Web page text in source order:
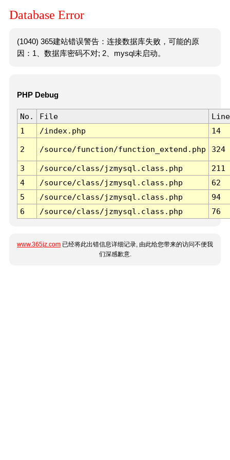
Database Error
(1040) 365建站错误警告：连接数据库失败，可能的原
因：1、数据库密码不对; 2、mysql未启动。
PHP Debug
No. File
Line
1
/index.php 14
2 /source/function/function_extend.php 324
3 /source/class/jzmysql.class.php
211
4
/source/class/jzmysql.class.php
62
5
/source/class/jzmysql.class.php
94
6
/source/class/jzmysql.class.php 76
www.365jz.com 已经将此出错信息详细记录, 由此给您带来的访问不便我
们深感歉意.